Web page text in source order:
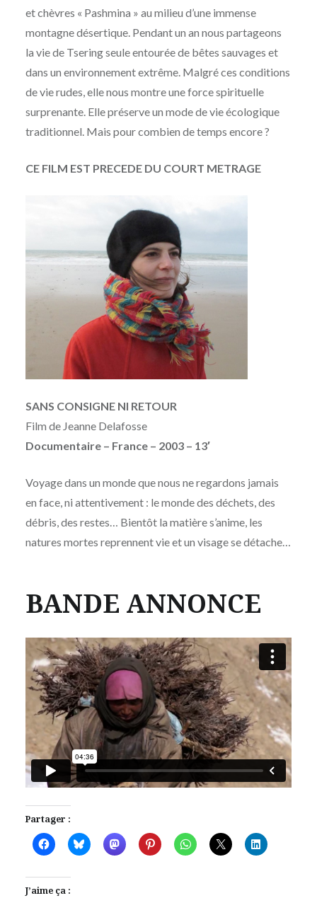
et chèvres « Pashmina » au milieu d’une immense
montagne désertique. Pendant un an nous partageons
la vie de Tsering seule entourée de bêtes sauvages et
dans un environnement extrême. Malgré ces conditions
de vie rudes, elle nous montre une force spirituelle
surprenante. Elle préserve un mode de vie écologique
traditionnel. Mais pour combien de temps encore ?
CE FILM EST PRECEDE DU COURT METRAGE
SANS CONSIGNE NI RETOUR
Film de Jeanne Delafosse
Documentaire – France – 2003 – 13′
Voyage dans un monde que nous ne regardons jamais
en face, ni attentivement : le monde des déchets, des
débris, des restes… Bientôt la matière s’anime, les
natures mortes reprennent vie et un visage se détache…
BANDE ANNONCE
Partager :
J’aime ça :